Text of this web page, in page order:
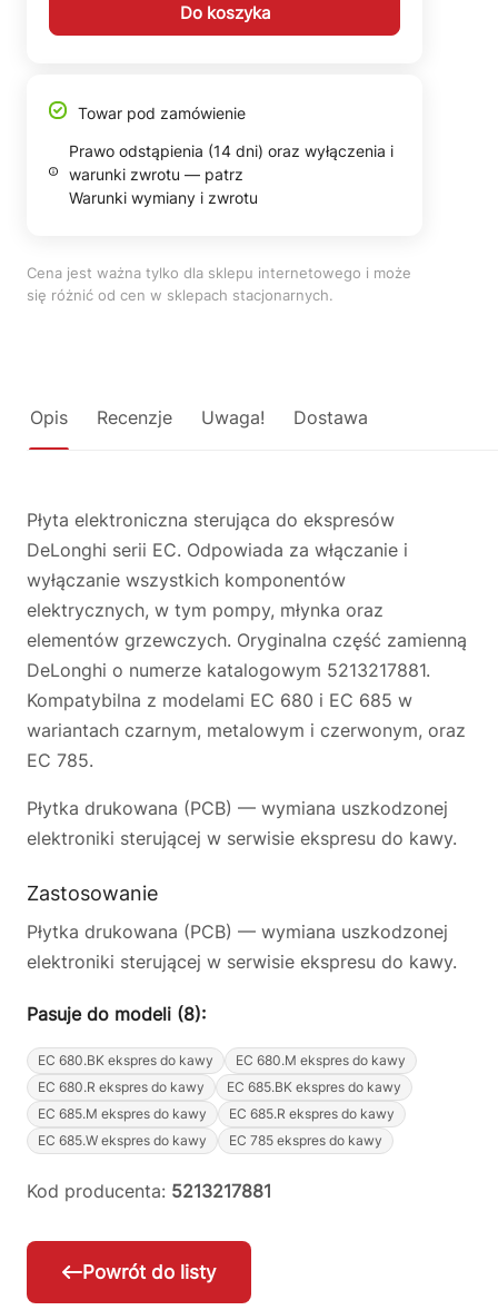
Do koszyka
Towar pod zamówienie
Prawo odstąpienia (14 dni) oraz wyłączenia i
warunki zwrotu — patrz
Warunki wymiany i zwrotu
Cena jest ważna tylko dla sklepu internetowego i może
się różnić od cen w sklepach stacjonarnych.
Opis Recenzje Uwaga! Dostawa
Płyta elektroniczna sterująca do ekspresów
DeLonghi serii EC. Odpowiada za włączanie i
wyłączanie wszystkich komponentów
elektrycznych, w tym pompy, młynka oraz
elementów grzewczych. Oryginalna część zamienną
DeLonghi o numerze katalogowym 5213217881.
Kompatybilna z modelami EC 680 i EC 685 w
wariantach czarnym, metalowym i czerwonym, oraz
EC 785.
Płytka drukowana (PCB) — wymiana uszkodzonej
elektroniki sterującej w serwisie ekspresu do kawy.
Zastosowanie
Płytka drukowana (PCB) — wymiana uszkodzonej
elektroniki sterującej w serwisie ekspresu do kawy.
Pasuje do modeli (8):
EC 680.BK ekspres do kawy
EC 680.M ekspres do kawy
EC 680.R ekspres do kawy
EC 685.BK ekspres do kawy
EC 685.M ekspres do kawy
EC 685.R ekspres do kawy
EC 685.W ekspres do kawy
EC 785 ekspres do kawy
Kod producenta: 5213217881
Powrót do listy